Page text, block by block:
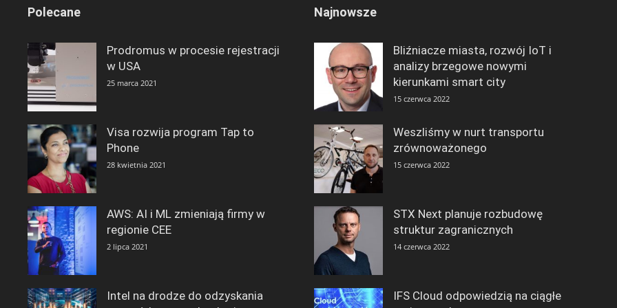
Polecane
Prodromus w procesie rejestracji
w USA
25 marca 2021
Visa rozwija program Tap to
Phone
28 kwietnia 2021
AWS: AI i ML zmieniają firmy w
regionie CEE
2 lipca 2021
Intel na drodze do odzyskania
Najnowsze
Bliźniacze miasta, rozwój IoT i
analizy brzegowe nowymi
kierunkami smart city
15 czerwca 2022
Weszliśmy w nurt transportu
zrównoważonego
15 czerwca 2022
STX Next planuje rozbudowę
struktur zagranicznych
14 czerwca 2022
IFS Cloud odpowiedzią na ciągłe